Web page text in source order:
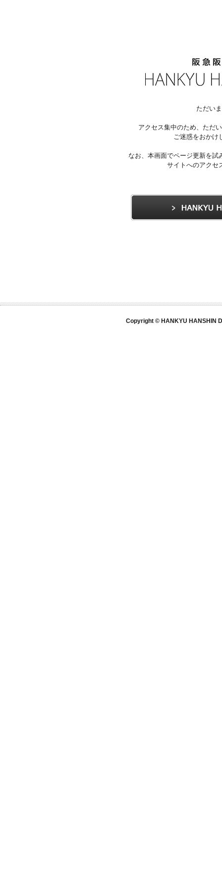
ただい
アクセス集中のため、ただ
ご迷惑をおかけ
なお、本画面でページ更新を
サイトへのアクセ
Copyright © HANKYU HANSHIN